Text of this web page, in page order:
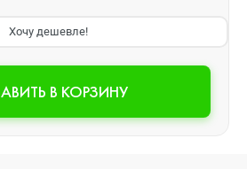
Хочу дешевле!
В КОРЗИНУ